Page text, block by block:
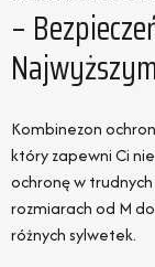
–
Kombinezon
który zapewni Ci
ochronę w
rozmiarach od M
różnych sylwetek.